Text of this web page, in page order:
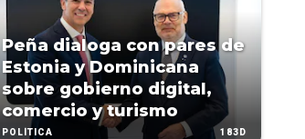
Peña dialoga con pares de
Estonia y Dominicana
sobre gobierno digital,
comercio y turismo
POLÍTICA 183D